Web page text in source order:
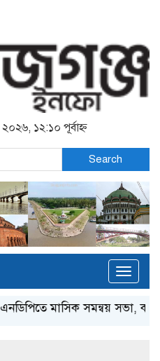
১২:১০ পূর্বাহ্ন
Search
মাসিক সমন্বয় সভা,